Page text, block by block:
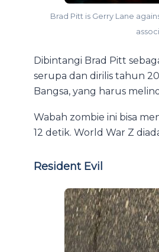
Brad Pitt is Gerry Lane
Dibintangi Brad Pitt
serupa dan dirilis tahun
Bangsa, yang harus
Wabah zombie ini bisa
12 detik. World War Z
Resident Evil